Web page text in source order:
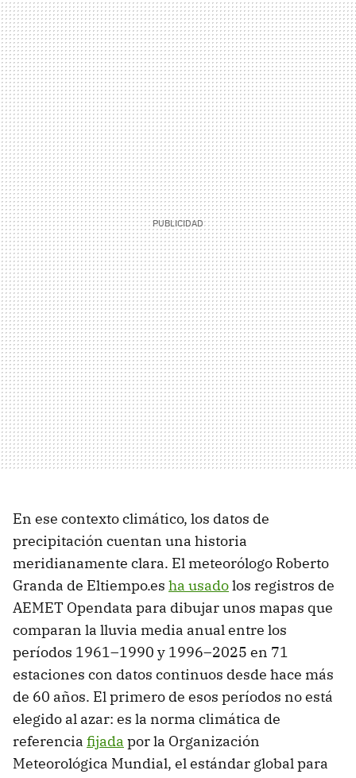
En ese contexto climático, los datos de
precipitación cuentan una historia
meridianamente clara. El meteorólogo Roberto
Granda de Eltiempo.es ha usadolos registros de
AEMET Opendata para dibujar unos mapas que
comparan la lluvia media anual entre los
períodos 1961–1990 y 1996–2025 en 71
estaciones con datos continuos desde hace más
de 60 años. El primero de esos períodos no está
elegido al azar: es la norma climática de
referencia fijada por la Organización
Meteorológica Mundial, el estándar global para